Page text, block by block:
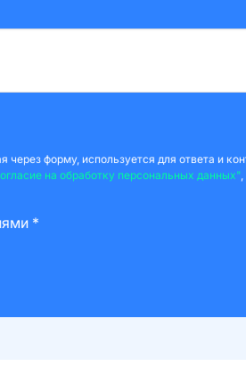
форму, используется для ответа и
на обработку персональных данных",
*